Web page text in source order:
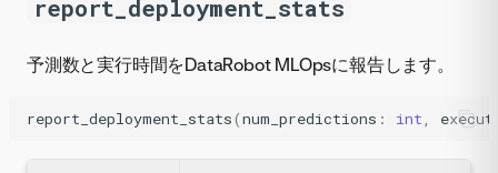
report_deployment_stats
予測数と実行時間をDataRobot MLOpsに報告します。
report_deployment_stats(num_predictions : int,